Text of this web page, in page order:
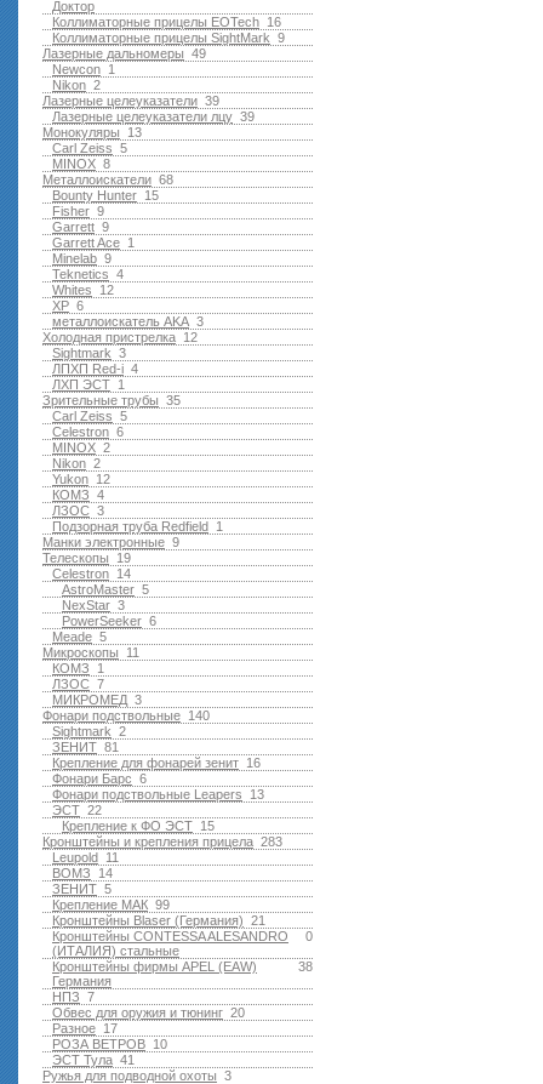
Доктор
16
Коллиматорные прицелы EOTech
9
Коллиматорные прицелы SightMark
49
Лазерные дальномеры
1
Newcon
2
Nikon
39
Лазерные целеуказатели
39
Лазерные целеуказатели лцу
13
Монокуляры
5
Carl Zeiss
8
MINOX
68
Металлоискатели
15
Bounty Hunter
9
Fisher
9
Garrett
1
Garrett Ace
9
Minelab
4
Teknetics
12
Whites
6
XP
3
металлоискатель AKA
12
Холодная пристрелка
3
Sightmark
4
ЛПХП Red-i
1
ЛХП ЭСТ
35
Зрительные трубы
5
Carl Zeiss
6
Celestron
2
MINOX
2
Nikon
12
Yukon
4
КОМЗ
3
ЛЗОС
1
Подзорная труба Redfield
9
Манки электронные
19
Телескопы
14
Celestron
5
AstroMaster
3
NexStar
6
PowerSeeker
5
Meade
11
Микроскопы
1
КОМЗ
7
ЛЗОС
3
МИКРОМЕД
140
Фонари подствольные
2
Sightmark
81
ЗЕНИТ
16
Крепление для фонарей зенит
6
Фонари Барс
13
Фонари подствольные Leapers
22
ЭСТ
15
Крепление к ФО ЭСТ
283
Кронштейны и крепления прицела
11
Leupold
14
ВОМЗ
5
ЗЕНИТ
99
Крепление МАК
21
Кронштейны Blaser (Германия)
0
Кронштейны CONTESSA ALESANDRO
(ИТАЛИЯ) стальные
38
Кронштейны фирмы APEL (EAW)
Германия
7
НПЗ
20
Обвес для оружия и тюнинг
17
Разное
10
РОЗА ВЕТРОВ
41
ЭСТ Тула
3
Ружья для подводной оxоты